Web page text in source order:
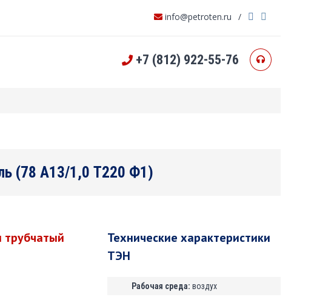
info@petroten.ru /
+7 (812) 922-55-76
(78 А13/1,0 Т220 Ф1)
трубчатый
Технические характеристики
ТЭН
Рабочая среда: воздух